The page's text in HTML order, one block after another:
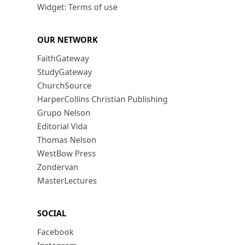
Widget: Terms of use
OUR NETWORK
FaithGateway
StudyGateway
ChurchSource
HarperCollins Christian Publishing
Grupo Nelson
Editorial Vida
Thomas Nelson
WestBow Press
Zondervan
MasterLectures
SOCIAL
Facebook